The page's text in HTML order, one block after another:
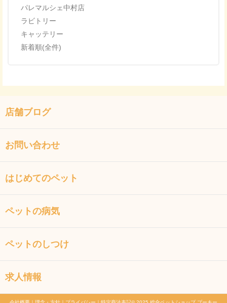
パレマルシェ中村店
ラビトリー
キャッテリー
新着順(全件)
店舗ブログ
お問い合わせ
はじめてのペット
ペットの病気
ペットのしつけ
求人情報